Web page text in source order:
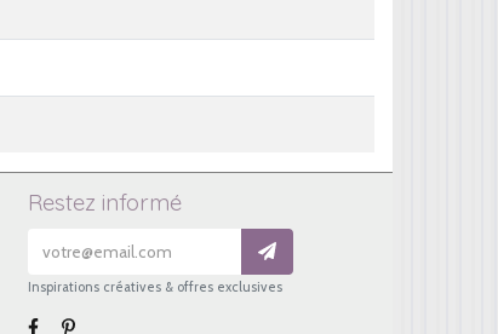
Restez informé
Inspirations créatives & offres exclusives